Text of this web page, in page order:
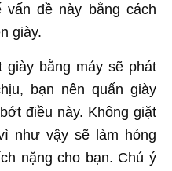
đề này bằng cách
giày.
giày bằng máy sẽ phát
bạn nên quấn giày
điều này. Không giặt
như vậy sẽ làm hỏng
nặng cho bạn. Chú ý